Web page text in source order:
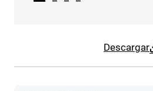
Descargar